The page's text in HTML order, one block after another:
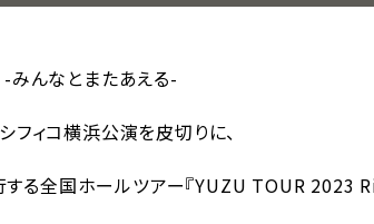
んなとまたあえる-
ィコ横浜公演を皮切りに、
る全国ホールツアー『YUZU TOUR 2023